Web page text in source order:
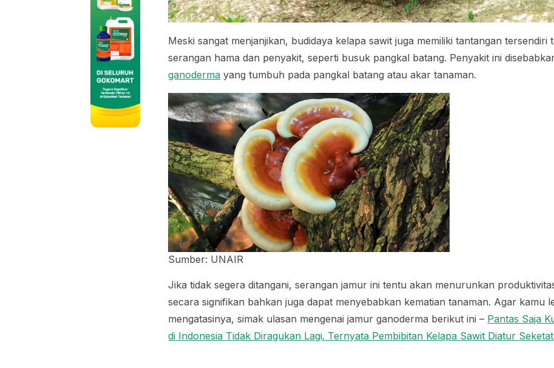
Meski sangat menjanjikan, budidaya kelapa sawit juga memiliki tantangan tersendiri
serangan hama dan penyakit, seperti busuk pangkal batang. Penyakit ini
ganoderma yang tumbuh pada pangkal batang atau akar tanaman.
Sumber: UNAIR
Jika tidak segera ditangani, serangan jamur ini tentu akan menurunkan
secara signifikan bahkan juga dapat menyebabkan kematian tanaman. Agar kamu
mengatasinya, simak ulasan mengenai jamur ganoderma berikut ini – Pantas Saja
di Indonesia Tidak Diragukan Lagi. Ternyata Pembibitan Kelapa Sawit Diatur